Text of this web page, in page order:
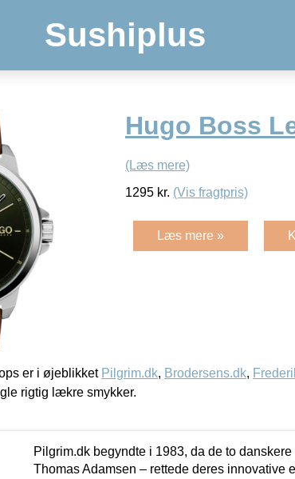
Sushiplus
Hugo Boss
(Læs mere)
1295 kr. (Vis fragtpris)
Læs mere »
er i øjeblikket Pilgrim.dk, Brodersens.dk,
rigtig lækre smykker.
Pilgrim.dk begyndte i 1983, da de to
Thomas Adamsen – rettede deres innovative